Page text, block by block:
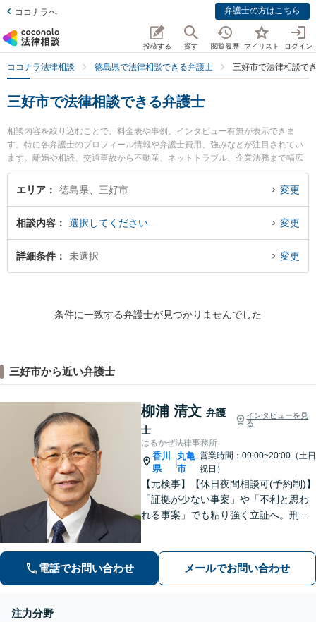
ココナラへ 弁護士の方はこちら
投稿する 探す 閲覧履歴 マイリスト ログイン
ココナラ法律相談 徳島県で法律相談できる弁護士 三好市で法律相談で
三好市で法律相談できる弁護士
相談内容を絞り込むことで、料金表や事例、インタビュー有無が表示できま
す。特に各弁護士のプロフィール情報や弁護士費用、強みなどが注目されてい
ます。離婚や相続、交通事故から不動産、ネットトラブル、企業法務まで幅広
く取り扱う弁護士が多数。こんな法律相談をお持ちの方は是非ご利用くださ
い。三好市で土日や夜間に発生した不倫慰謝料トラブルを今すぐに弁護士に相
る三好市内の弁護士に相談予約したい』などでお困りの相談者さんにおすすめ
です。
エリア 徳島県、三好市 変更
相談内容 選択してください 変更
詳細条件 未選択 変更
条件に一致する弁護士が見つかりませんでした
三好市から近い弁護士
柳浦 清文 弁護
士
インタビューを見
る
はるかぜ法律事務所
香川
県
|
丸亀
市
営業時間：09:00~20:00（土日
祝日）
【元検事】【休日夜間相談可(予約制)】
「証拠が少ない事案」や「不利と思わ
れる事案」でも粘り強く立証へ。刑事
対応。丁寧な説明とヒアリングで、問
題解決に尽力します。
電話でお問い合わせ メールでお問い合わせ
注力分野